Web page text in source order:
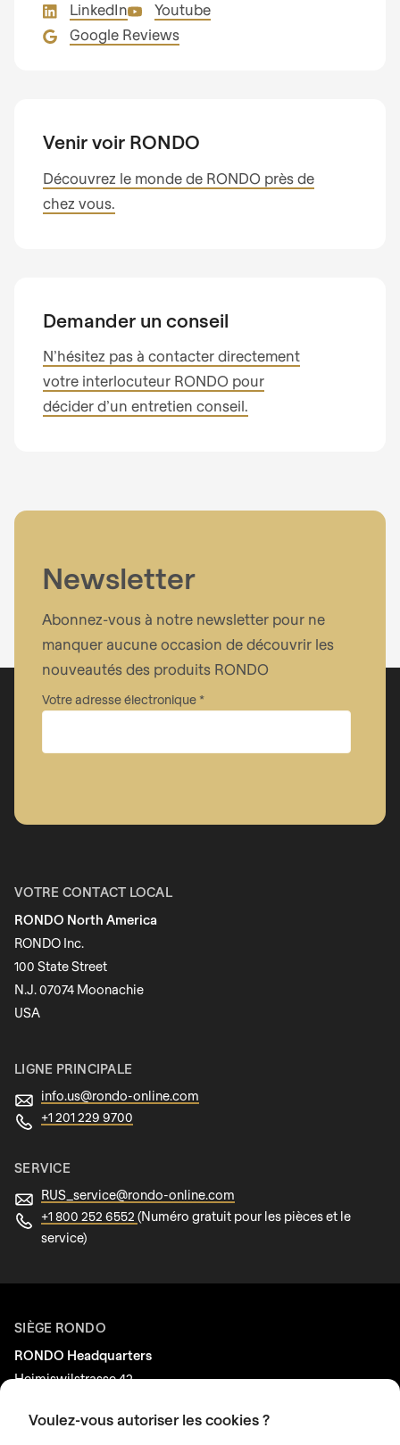
LinkedIn
Youtube
Google Reviews
Venir voir RONDO
Découvrez le monde de RONDO près de
chez vous.
Demander un conseil
N’hésitez pas à contacter directement
votre interlocuteur RONDO pour
décider d’un entretien conseil.
Newsletter
Abonnez-vous à notre newsletter pour ne
manquer aucune occasion de découvrir les
nouveautés des produits RONDO
Votre adresse électronique
Nom
VOTRE CONTACT LOCAL
RONDO North America
RONDO Inc.
100 State Street
N.J. 07074 Moonachie
USA
LIGNE PRINCIPALE
info.us@rondo-online.com
+1 201 229 9700
SERVICE
RUS_service@rondo-online.com
+1 800 252 6552 (Numéro gratuit pour les pièces et le
service)
SIÈGE RONDO
RONDO Headquarters
Heimiswilstrasse 42
Suisse
Voulez-vous autoriser les cookies ?